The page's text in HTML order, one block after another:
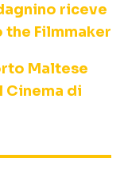
riceve
Filmmaker
Maltese
di